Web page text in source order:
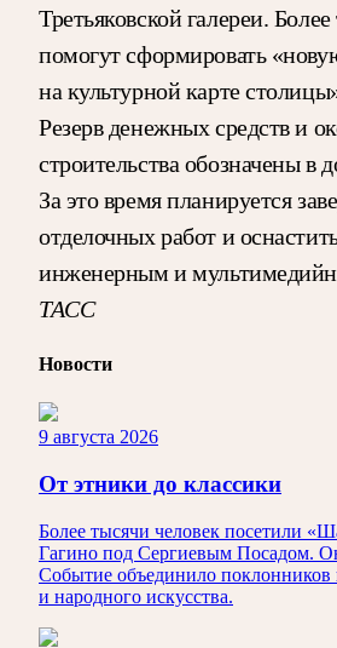
Третьяковской галереи.
помогут сформировать
на культурной карте
Резерв денежных средств и
строительства обозначены в
За это время планируется
отделочных работ и
инженерным и
ТАСС
Новости
9 августа 2026
От этники до классики
Более тысячи человек посетили
Гагино под Сергиевым Посадом. Он
Событие объединило поклонников
и народного искусства.